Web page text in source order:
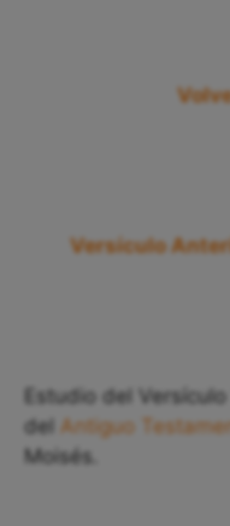
Versículo
Estudio del
del Antiguo
Moisés.